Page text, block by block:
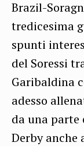
Brazil-
tredicesima
spunti
del Soressi
Garibaldina
adesso
da una parte
Derby anche